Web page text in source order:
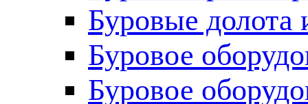
Буровые долота
Буровое
Буровое